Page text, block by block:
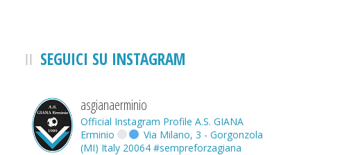
SEGUICI SU INSTAGRAM
asgianaerminio
Official Instagram Profile A.S. GIANA
Erminio
Via Milano, 3 - Gorgonzola
(MI) Italy 20064 #sempreforzagiana